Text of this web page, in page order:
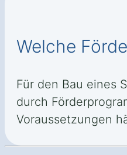
Welche
Für den Bau eines
durch
Voraussetzungen